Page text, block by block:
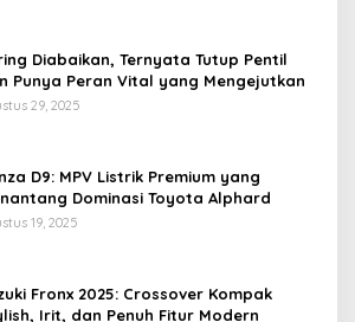
Diabaikan, Ternyata Tutup Pentil
Punya Peran Vital yang Mengejutkan
29, 2025
D9: MPV Listrik Premium yang
Dominasi Toyota Alphard
19, 2025
Fronx 2025: Crossover Kompak
Irit, dan Penuh Fitur Modern